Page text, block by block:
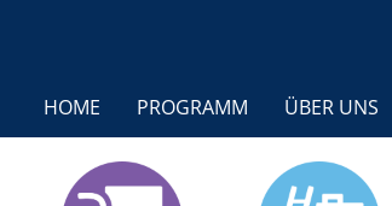
HOME PROGRAMM ÜBER UNS